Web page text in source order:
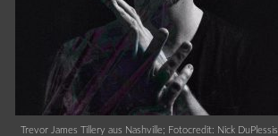
Trevor James Tillery aus Nashville; Fotocredit: Nick DuPlessis